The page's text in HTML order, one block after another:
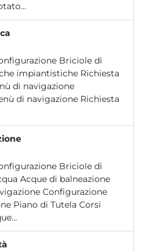
Briciole di
impiantistiche Richiesta
di navigazione
di navigazione Richiesta
Briciole di
Acque di balneazione
Configurazione
Piano di Tutela Corsi